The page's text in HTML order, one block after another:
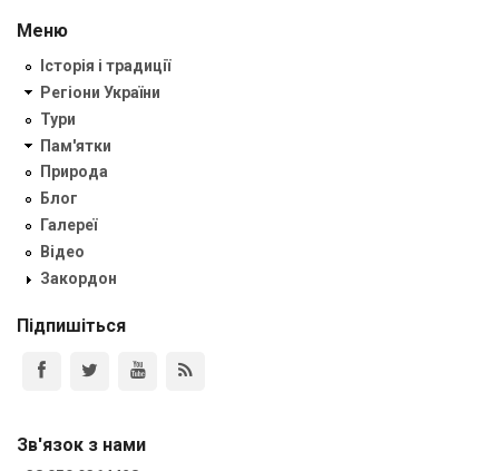
Меню
Історія і традиції
Регіони України
Тури
Пам'ятки
Природа
Блог
Галереї
Відео
Закордон
Підпишіться
Зв'язок з нами